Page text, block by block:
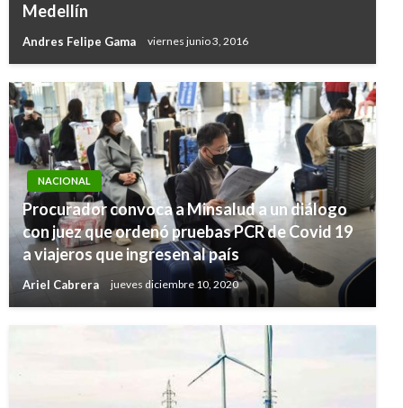
Medellín
Andres Felipe Gama viernes junio 3, 2016
NACIONAL
Procurador convoca a Minsalud a un diálogo
con juez que ordenó pruebas PCR de Covid 19
a viajeros que ingresen al país
Ariel Cabrera jueves diciembre 10, 2020